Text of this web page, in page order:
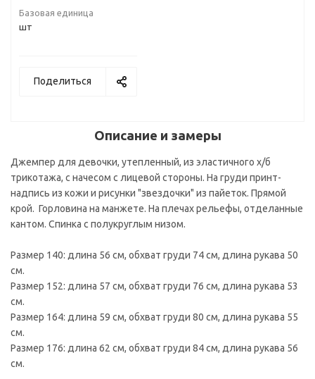
Базовая единица
шт
Поделиться
Описание и замеры
Джемпер для девочки, утепленный, из эластичного х/б
трикотажа, с начесом с лицевой стороны. На груди принт-
надпись из кожи и рисунки "звездочки" из пайеток. Прямой
крой. Горловина на манжете. На плечах рельефы, отделанные
кантом. Спинка с полукруглым низом.
Размер 140: длина 56 см, обхват груди 74 см, длина рукава 50
см.
Размер 152: длина 57 см, обхват груди 76 см, длина рукава 53
см.
Размер 164: длина 59 см, обхват груди 80 см, длина рукава 55
см.
Размер 176: длина 62 см, обхват груди 84 см, длина рукава 56
см.